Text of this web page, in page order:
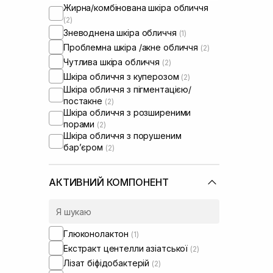
Жирна/комбінована шкіра обличчя
(2)
Зневоднена шкіра обличчя (1)
Проблемна шкіра /акне обличчя (2)
Чутлива шкіра обличчя (2)
Шкіра обличчя з куперозом (2)
Шкіра обличчя з пігментацією/
постакне (2)
Шкіра обличчя з розширеними
порами (2)
Шкіра обличчя з порушеним
барʼєром (2)
Сухе волосся(11)
Пористе волосся
Тонке волосся
АКТИВНИЙ КОМПОНЕНТ
Глюконолактон (1)
Екстракт центелли азіатської (2)
Лізат біфідобактерій (2)